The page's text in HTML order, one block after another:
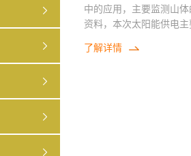
中的应用，主要监测山体
资料，本次太阳能供电
了解详情